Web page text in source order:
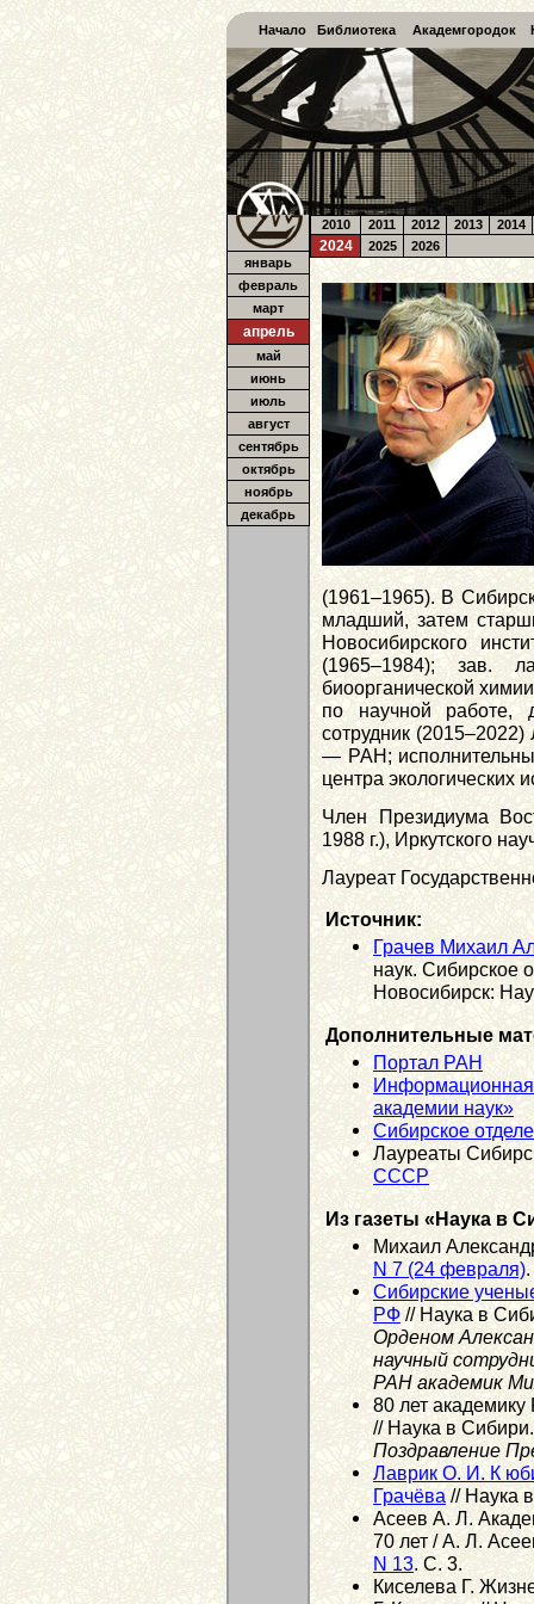
Начало Библиотека Академгородок
январь
февраль
март
апрель
май
июнь
июль
август
сентябрь
октябрь
ноябрь
декабрь
2010 2011 2012 2013 2014
2024 2025 2026
(1961–1965). В
младший, затем
Новосибирского
(1965–1984); зав.
биоорганической
по научной работе,
сотрудник
— РАН;
центра экологических
Член Президиума
1988 г.), Иркутского
Лауреат
Источник:
Грачев Михаил
наук. Сибирское
Новосибирск:
Дополнительные
Портал РАН
Информационная
академии наук»
Сибирское
Лауреаты
СССР
Из газеты «Наука в
Михаил
N 7 (24 февраля)
Сибирские
РФ // Наука в
Орденом
научный
РАН академик
80 лет
// Наука в
Поздравление
Лаврик О. И. К
Грачёва// Наука
Асеев А. Л.
70 лет / А. Л.
N 13. С. 3.
Киселева Г.